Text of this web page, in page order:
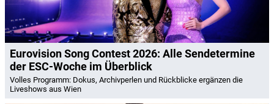
Eurovision Song Contest 2026: Alle Sendetermine
der ESC-Woche im Überblick
Volles Programm: Dokus, Archivperlen und Rückblicke ergänzen die
Liveshows aus Wien